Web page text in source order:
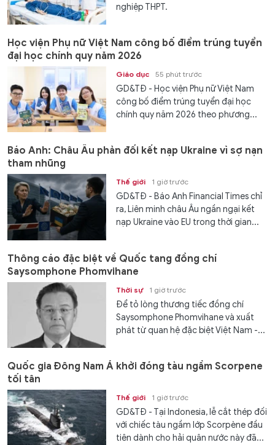
nghiệp THPT.
Học viện Phụ nữ Việt Nam công bố điểm trúng tuyển
đại học chính quy năm 2026
Giáo dục 55 phút trước
GD&TĐ - Học viện Phụ nữ Việt Nam
công bố điểm trúng tuyển đại học
chính quy năm 2026 theo phương...
Báo Anh: Châu Âu phản đối kết nạp Ukraine vì sợ nạn
tham nhũng
Thế giới 1 giờ trước
GD&TĐ - Báo Anh Financial Times chỉ
ra, Liên minh châu Âu ngần ngại kết
nạp Ukraine vào EU trong thời gian...
Thông cáo đặc biệt về Quốc tang đồng chí
Saysomphone Phomvihane
Thời sự 1 giờ trước
Để tỏ lòng thương tiếc đồng chí
Saysomphone Phomvihane và xuất
phát từ quan hệ đặc biệt Việt Nam -...
Quốc gia Đông Nam Á khởi đóng tàu ngầm Scorpene
tối tân
Thế giới 1 giờ trước
GD&TĐ - Tại Indonesia, lễ cắt thép đối
với chiếc tàu ngầm lớp Scorpène đầu
tiên dành cho hải quân nước này đã...